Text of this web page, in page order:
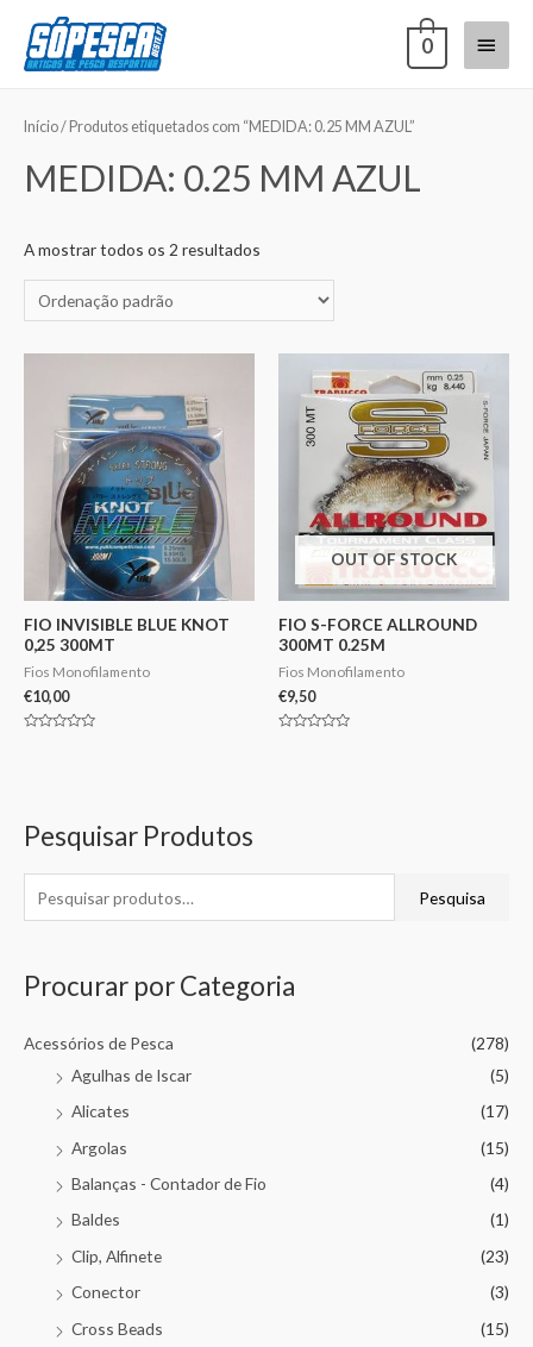
0
Pesquisar Produtos
Pesquisa
Procurar por Categoria
Acessórios de Pesca
(278)
Agulhas de Iscar
(5)
Alicates
(17)
Argolas
(15)
Balanças - Contador de Fio
(4)
Baldes
(1)
Clip, Alfinete
(23)
Conector
(3)
Cross Beads
(15)
Início/ Produtos etiquetados com “MEDIDA: 0.25 MM AZUL”
MEDIDA: 0.25 MM AZUL
A mostrar todos os 2 resultados
FIO INVISIBLE BLUE KNOT
0,25 300MT
Fios Monofilamento
€10,00
OUT OF STOCK
FIO S-FORCE ALLROUND
300MT 0.25M
Fios Monofilamento
€9,50